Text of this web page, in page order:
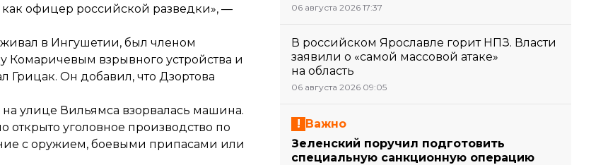
офицер российской разведки», —
в Ингушетии, был членом
Комаричевым взрывного устройства и
Грицак. Он добавил, что Дзортова
улице Вильямса взорвалась машина.
уголовное производство по
с оружием, боевыми припасами или
06 августа 2026 17:37
В российском Ярославле горит НПЗ. Власти
заявили о «самой массовой атаке»
на область
06 августа 2026 09:05
Важно
Зеленский поручил подготовить
специальную санкционную операцию